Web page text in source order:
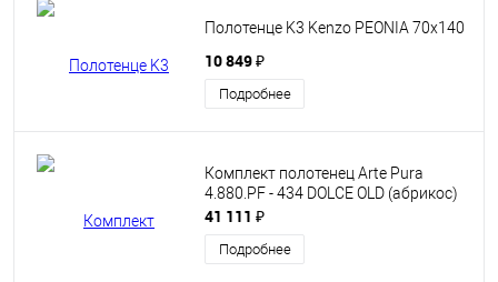
Полотенце K3 Kenzo PEONIA 70x140
10 849 ₽
Подробнее
Комплект полотенец Arte Pura
4.880.PF - 434 DOLCE OLD (абрикос)
41 111 ₽
Подробнее